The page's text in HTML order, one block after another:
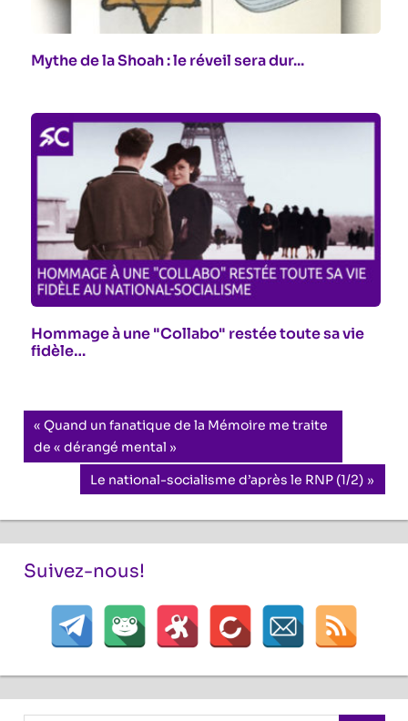
Mythe de la Shoah : le réveil sera dur...
Hommage à une "Collabo" restée toute sa vie
fidèle…
Navigation
de
l’article
Previous
Post:
Quand un fanatique de la Mémoire me traite
de « dérangé mental »
Next
Le national-socialisme d’après le RNP (1/2)
Suivez-nous!